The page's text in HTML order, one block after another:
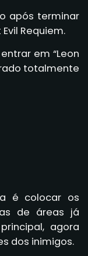
após terminar
Requiem.
em “Leon
totalmente
é colocar os
de áreas já
agora
dos inimigos.